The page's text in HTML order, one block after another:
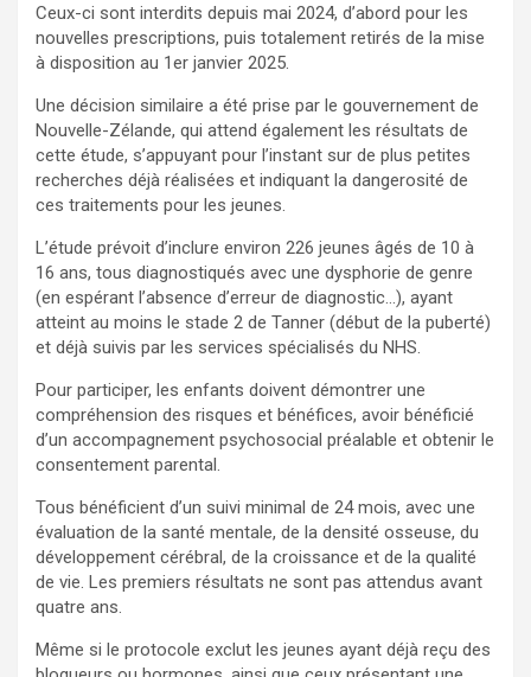
Ceux-ci sont interdits depuis mai 2024, d’abord pour les
nouvelles prescriptions, puis totalement retirés de la mise
à disposition au 1er janvier 2025.
Une décision similaire a été prise par le gouvernement de
Nouvelle-Zélande, qui attend également les résultats de
cette étude, s’appuyant pour l’instant sur de plus petites
recherches déjà réalisées et indiquant la dangerosité de
ces traitements pour les jeunes.
L’étude prévoit d’inclure environ 226 jeunes âgés de 10 à
16 ans, tous diagnostiqués avec une dysphorie de genre
(en espérant l’absence d’erreur de diagnostic…), ayant
atteint au moins le stade 2 de Tanner (début de la puberté)
et déjà suivis par les services spécialisés du NHS.
Pour participer, les enfants doivent démontrer une
compréhension des risques et bénéfices, avoir bénéficié
d’un accompagnement psychosocial préalable et obtenir le
consentement parental.
Tous bénéficient d’un suivi minimal de 24 mois, avec une
évaluation de la santé mentale, de la densité osseuse, du
développement cérébral, de la croissance et de la qualité
de vie. Les premiers résultats ne sont pas attendus avant
quatre ans.
Même si le protocole exclut les jeunes ayant déjà reçu des